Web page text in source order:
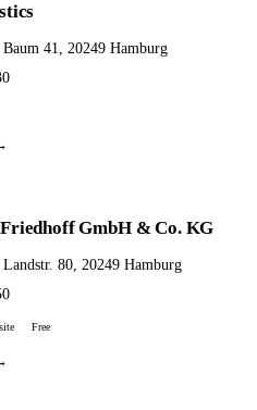
41, 20249 Hamburg
GmbH & Co. KG
80, 20249 Hamburg
Free